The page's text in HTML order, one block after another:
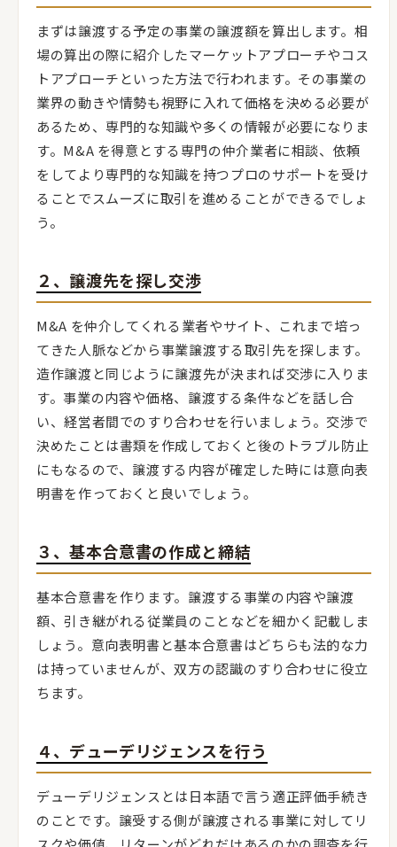
まずは譲渡する予定の事業の譲渡額を算出します。相
場の算出の際に紹介したマーケットアプローチやコス
トアプローチといった方法で行われます。その事業の
業界の動きや情勢も視野に入れて価格を決める必要が
あるため、専門的な知識や多くの情報が必要になりま
す。M&A を得意とする専門の仲介業者に相談、依頼
をしてより専門的な知識を持つプロのサポートを受け
ることでスムーズに取引を進めることができるでしょ
う。
２、譲渡先を探し交渉
M&A を仲介してくれる業者やサイト、これまで培っ
てきた人脈などから事業譲渡する取引先を探します。
造作譲渡と同じように譲渡先が決まれば交渉に入りま
す。事業の内容や価格、譲渡する条件などを話し合
い、経営者間でのすり合わせを行いましょう。交渉で
決めたことは書類を作成しておくと後のトラブル防止
にもなるので、譲渡する内容が確定した時には意向表
明書を作っておくと良いでしょう。
３、基本合意書の作成と締結
基本合意書を作ります。譲渡する事業の内容や譲渡
額、引き継がれる従業員のことなどを細かく記載しま
しょう。意向表明書と基本合意書はどちらも法的な力
は持っていませんが、双方の認識のすり合わせに役立
ちます。
４、デューデリジェンスを行う
デューデリジェンスとは日本語で言う適正評価手続き
のことです。譲受する側が譲渡される事業に対してリ